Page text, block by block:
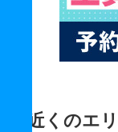
近くのエ